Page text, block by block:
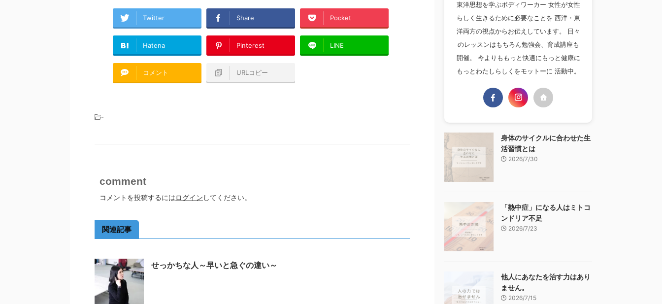
Twitter Share Pocket
Hatena Pinterest LINE
コメント URLコピー
-
comment
コメントを投稿するにはログイン してください。
関連記事
せっかちな人～早いと急ぐの違い～
東洋思想を学ぶボディワーカー 女性が女性
らしく生きるために必要なことを 西洋・東
洋両方の視点からお伝えしています。 日々
のレッスンはもちろん勉強会、育成講座も
開催。 今よりももっと快適にもっと健康に
もっとわたしらしくをモットーに 活動中。
身体のサイクルに合わせた生
活習慣とは
2026/7/30
「熱中症」になる人はミトコ
ンドリア不足
2026/7/23
他人にあなたを治す力はあり
ません。
2026/7/15